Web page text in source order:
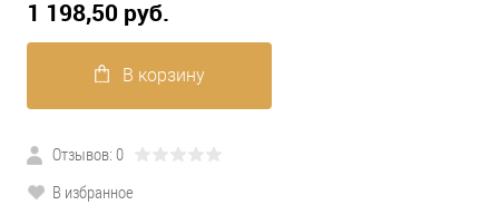
1 198,50 pуб.
В корзину
Отзывов: 0
В избранное